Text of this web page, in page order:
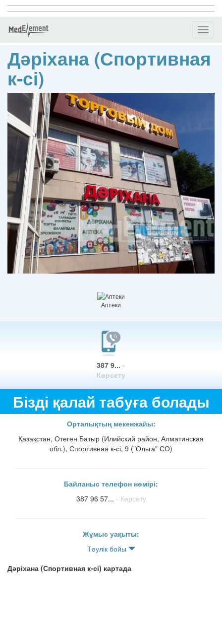
Дәріхана (Спортивная
к-сі)
Аптеки
387 9...-
Көрсету
Бізді қалай табуға болады
Орталықтың мекенжайы:
Қазақстан, Отеген Батыр (Илийский район, Алматинская
обл.), Спортивная к-сі, 9 ("Ольга" СО)
Байланыс телефон нөмірі:
387 96 57... - Көрсету
Жұмыс уақыты:
Тәулік бойы
Дәріхана (Спортивная к-сі) картада